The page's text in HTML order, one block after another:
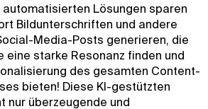
automatisierten Lösungen sparen
Bildunterschriften und andere
Media-Posts generieren, die
eine starke Resonanz finden und
des gesamten Content-
bieten! Diese KI-gestützten
nur überzeugende und